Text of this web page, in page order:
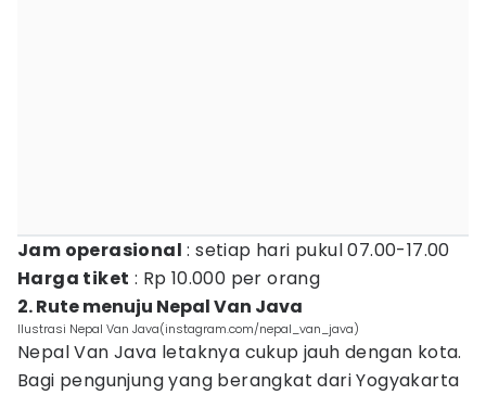
Jam operasional : setiap hari pukul 07.00-17.00
Harga tiket : Rp 10.000 per orang
2. Rute menuju Nepal Van Java
Ilustrasi Nepal Van Java(instagram.com/nepal_van_java)
Nepal Van Java letaknya cukup jauh dengan kota.
Bagi pengunjung yang berangkat dari Yogyakarta